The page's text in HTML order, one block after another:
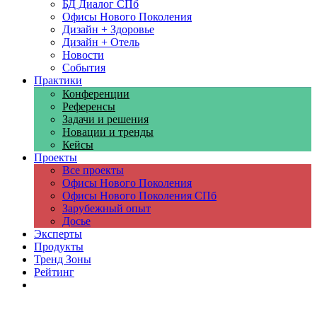
БД Диалог СПб
Офисы Нового Поколения
Дизайн + Здоровье
Дизайн + Отель
Новости
События
Практики
Конференции
Референсы
Задачи и решения
Новации и тренды
Кейсы
Проекты
Все проекты
Офисы Нового Поколения
Офисы Нового Поколения СПб
Зарубежный опыт
Досье
Эксперты
Продукты
Тренд Зоны
Рейтинг